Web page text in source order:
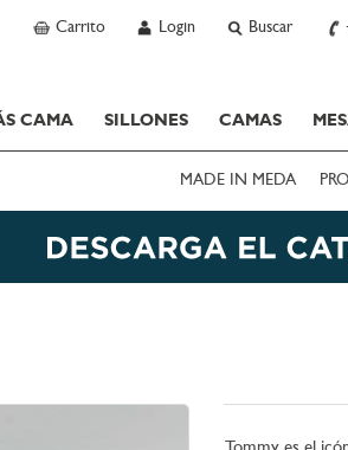
Carrito Login Buscar
CAMA SILLONES CAMAS
MADE IN MEDA